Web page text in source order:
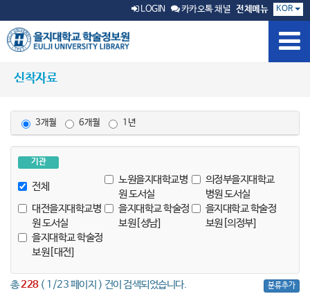
LOGIN 카카오톡 채널 전체메뉴 KOR
신착자료
3개월 6개월 1년
기관
전체
노원을지대학교병
원 도서실
의정부을지대학교
병원 도서실
대전을지대학교병
원 도서실
을지대학교 학술정
보원[성남]
을지대학교 학술정
보원[의정부]
을지대학교 학술정
보원[대전]
총228( 1/23 페이지 ) 건이 검색되었습니다. 분류추가